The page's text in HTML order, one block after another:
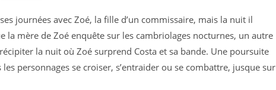
journées avec Zoé, la fille d’un commissaire, mais la nuit il
la mère de Zoé enquête sur les cambriolages nocturnes, un autre
la nuit où Zoé surprend Costa et sa bande. Une poursuite
personnages se croiser, s’entraider ou se combattre, jusque sur